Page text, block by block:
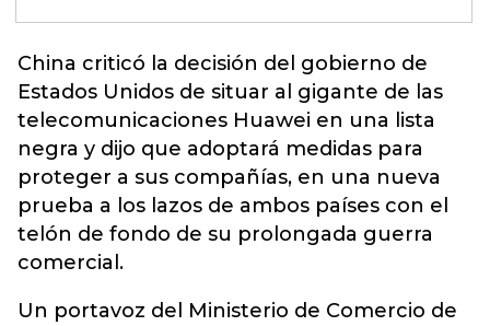
China criticó la decisión del gobierno de
Estados Unidos de situar al gigante de las
telecomunicaciones Huawei en una lista
negra y dijo que adoptará medidas para
proteger a sus compañías, en una nueva
prueba a los lazos de ambos países con el
telón de fondo de su prolongada guerra
comercial.
Un portavoz del Ministerio de Comercio de